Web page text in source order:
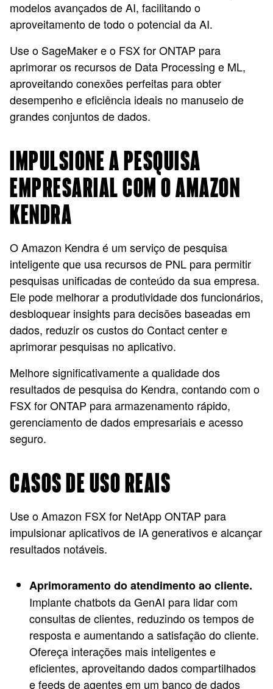
modelos avançados de AI, facilitando o
aproveitamento de todo o potencial da AI.
Use o SageMaker e o FSX for ONTAP para
aprimorar os recursos de Data Processing e ML,
aproveitando conexões perfeitas para obter
desempenho e eficiência ideais no manuseio de
grandes conjuntos de dados.
IMPULSIONE A PESQUISA
EMPRESARIAL COM O AMAZON
KENDRA
O Amazon Kendra é um serviço de pesquisa
inteligente que usa recursos de PNL para permitir
pesquisas unificadas de conteúdo da sua empresa.
Ele pode melhorar a produtividade dos funcionários,
desbloquear insights para decisões baseadas em
dados, reduzir os custos do Contact center e
aprimorar pesquisas no aplicativo.
Melhore significativamente a qualidade dos
resultados de pesquisa do Kendra, contando com o
FSX for ONTAP para armazenamento rápido,
gerenciamento de dados empresariais e acesso
seguro.
CASOS DE USO REAIS
Use o Amazon FSX for NetApp ONTAP para
impulsionar aplicativos de IA generativos e alcançar
resultados notáveis.
Aprimoramento do atendimento ao cliente.
Implante chatbots da GenAI para lidar com
consultas de clientes, reduzindo os tempos de
resposta e aumentando a satisfação do cliente.
Ofereça interações mais inteligentes e
eficientes, aproveitando dados compartilhados
e feeds de agentes em um banco de dados